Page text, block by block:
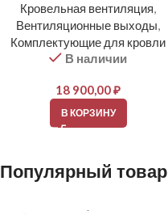
Кровельная вентиляция,
Вентиляционные выходы,
Комплектующие для кровли
В наличии
18 900,00₽
В КОРЗИНУ
Популярный товар